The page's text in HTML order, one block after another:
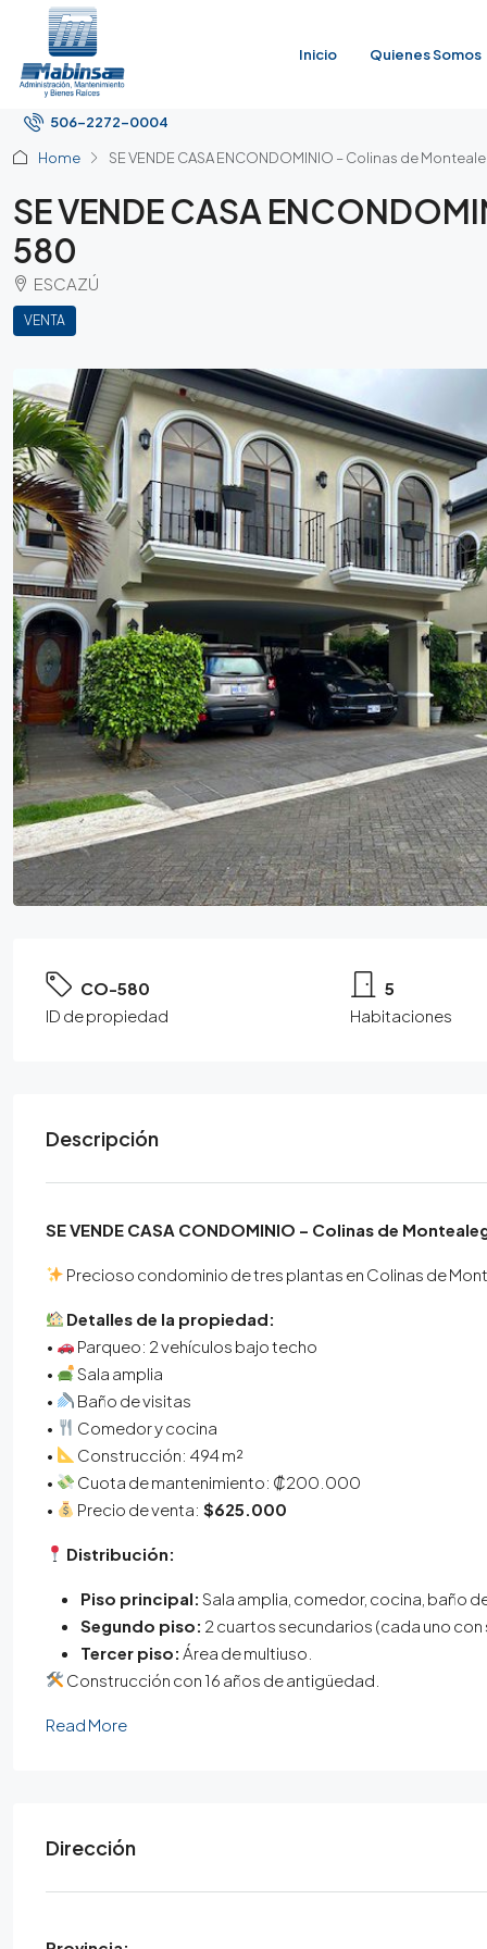
Inicio Quienes Somos
506-2272-0004
Home SE VENDE CASA ENCONDOMINIO – Colinas de
SE VENDE CASA
580
ESCAZÚ
VENTA
CO-580
ID de propiedad
5
Habitaciones
Descripción
SE VENDE CASA CONDOMINIO – Colinas de
Precioso condominio de tres plantas en Colinas de
Detalles de la propiedad:
•
Parqueo: 2 vehículos bajo techo
•
Sala amplia
•
Baño de visitas
•
Comedor y cocina
•
Construcción: 494 m²
•
Cuota de mantenimiento: ₡200.000
•
Precio de venta: $625.000
Distribución:
Piso principal: Sala amplia, comedor, cocina, baño
Segundo piso: 2 cuartos secundarios (cada uno
Tercer piso: Área de multiuso.
Construcción con 16 años de antigüedad.
Read More
Dirección